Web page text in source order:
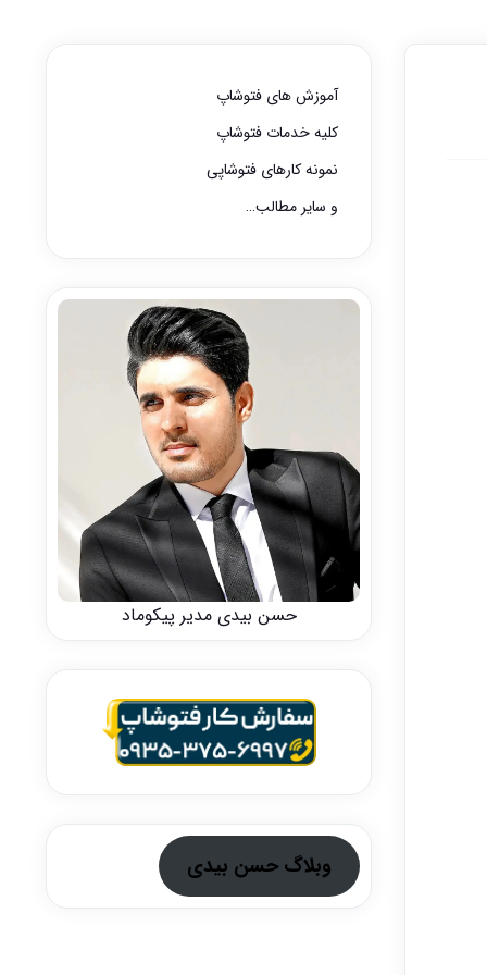
آموزش های فتوشاپ
کلیه خدمات فتوشاپ
نمونه کارهای فتوشاپی
و سایر مطالب…
حسن بیدی مدیر پیکوماد
وبلاگ حسن بیدی